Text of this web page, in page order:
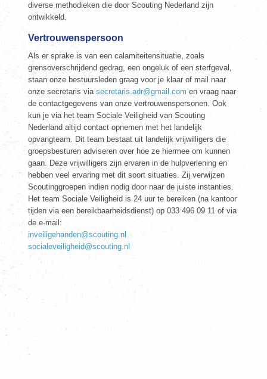
diverse methodieken die door Scouting Nederland zijn
ontwikkeld.
Vertrouwenspersoon
Als er sprake is van een calamiteitensituatie, zoals
grensoverschrijdend gedrag, een ongeluk of een sterfgeval,
staan onze bestuursleden graag voor je klaar of mail naar
onze secretaris via secretaris.adr@gmail.com en vraag naar
de contactgegevens van onze vertrouwenspersonen. Ook
kun je via het team Sociale Veiligheid van Scouting
Nederland altijd contact opnemen met het landelijk
opvangteam. Dit team bestaat uit landelijk vrijwilligers die
groepsbesturen adviseren over hoe ze hiermee om kunnen
gaan. Deze vrijwilligers zijn ervaren in de hulpverlening en
hebben veel ervaring met dit soort situaties. Zij verwijzen
Scoutinggroepen indien nodig door naar de juiste instanties.
Het team Sociale Veiligheid is 24 uur te bereiken (na kantoor
tijden via een bereikbaarheidsdienst) op 033 496 09 11 of via
de e-mail:
inveiligehanden@scouting.nl
socialeveiligheid@scouting.nl
© 2026 Scouting Nederland.